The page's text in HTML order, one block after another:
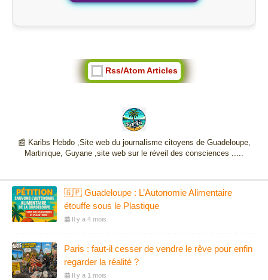
Rss/Atom Articles
📰 Karibs Hebdo ,Site web du journalisme citoyens de Guadeloupe,
Martinique, Guyane ,site web sur le réveil des consciences .....
🇬🇵 Guadeloupe : L’Autonomie Alimentaire
étouffe sous le Plastique
Il y a 4 mois
Paris : faut-il cesser de vendre le rêve pour enfin
regarder la réalité ?
Il y a 1 mois